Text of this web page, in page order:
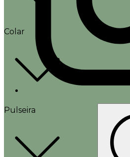
Colar
Pulseira